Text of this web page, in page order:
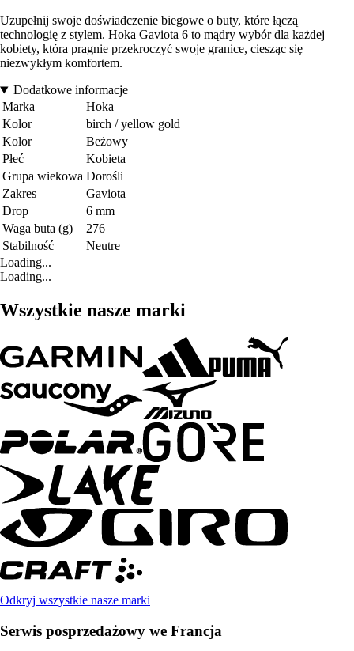
Uzupełnij swoje doświadczenie biegowe o buty, które łączą
technologię z stylem. Hoka Gaviota 6 to mądry wybór dla każdej
kobiety, która pragnie przekroczyć swoje granice, ciesząc się
niezwykłym komfortem.
Dodatkowe informacje
Marka
Hoka
Kolor
birch / yellow gold
Kolor
Beżowy
Płeć
Kobieta
Grupa wiekowa Dorośli
Zakres
Gaviota
Drop
6 mm
Waga buta (g)
276
Stabilność
Neutre
Loading...
Loading...
Wszystkie nasze marki
Odkryj wszystkie nasze marki
Serwis posprzedażowy we Francja